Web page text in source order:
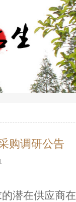
购调研公告
潜在供应商在